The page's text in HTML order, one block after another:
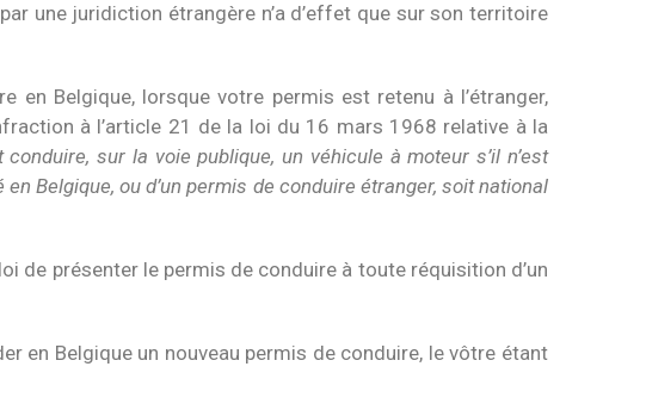
une juridiction étrangère n’a d’effet que sur son territoire
en Belgique, lorsque votre permis est retenu à l’étranger,
à l’article 21 de la loi du 16 mars 1968 relative à la
conduire, sur la voie publique, un véhicule à moteur s’il n’est
Belgique, ou d’un permis de conduire étranger, soit national
de présenter le permis de conduire à toute réquisition d’un
en Belgique un nouveau permis de conduire, le vôtre étant